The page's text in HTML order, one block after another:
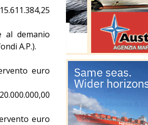
al demanio
A.P.).
euro
euro